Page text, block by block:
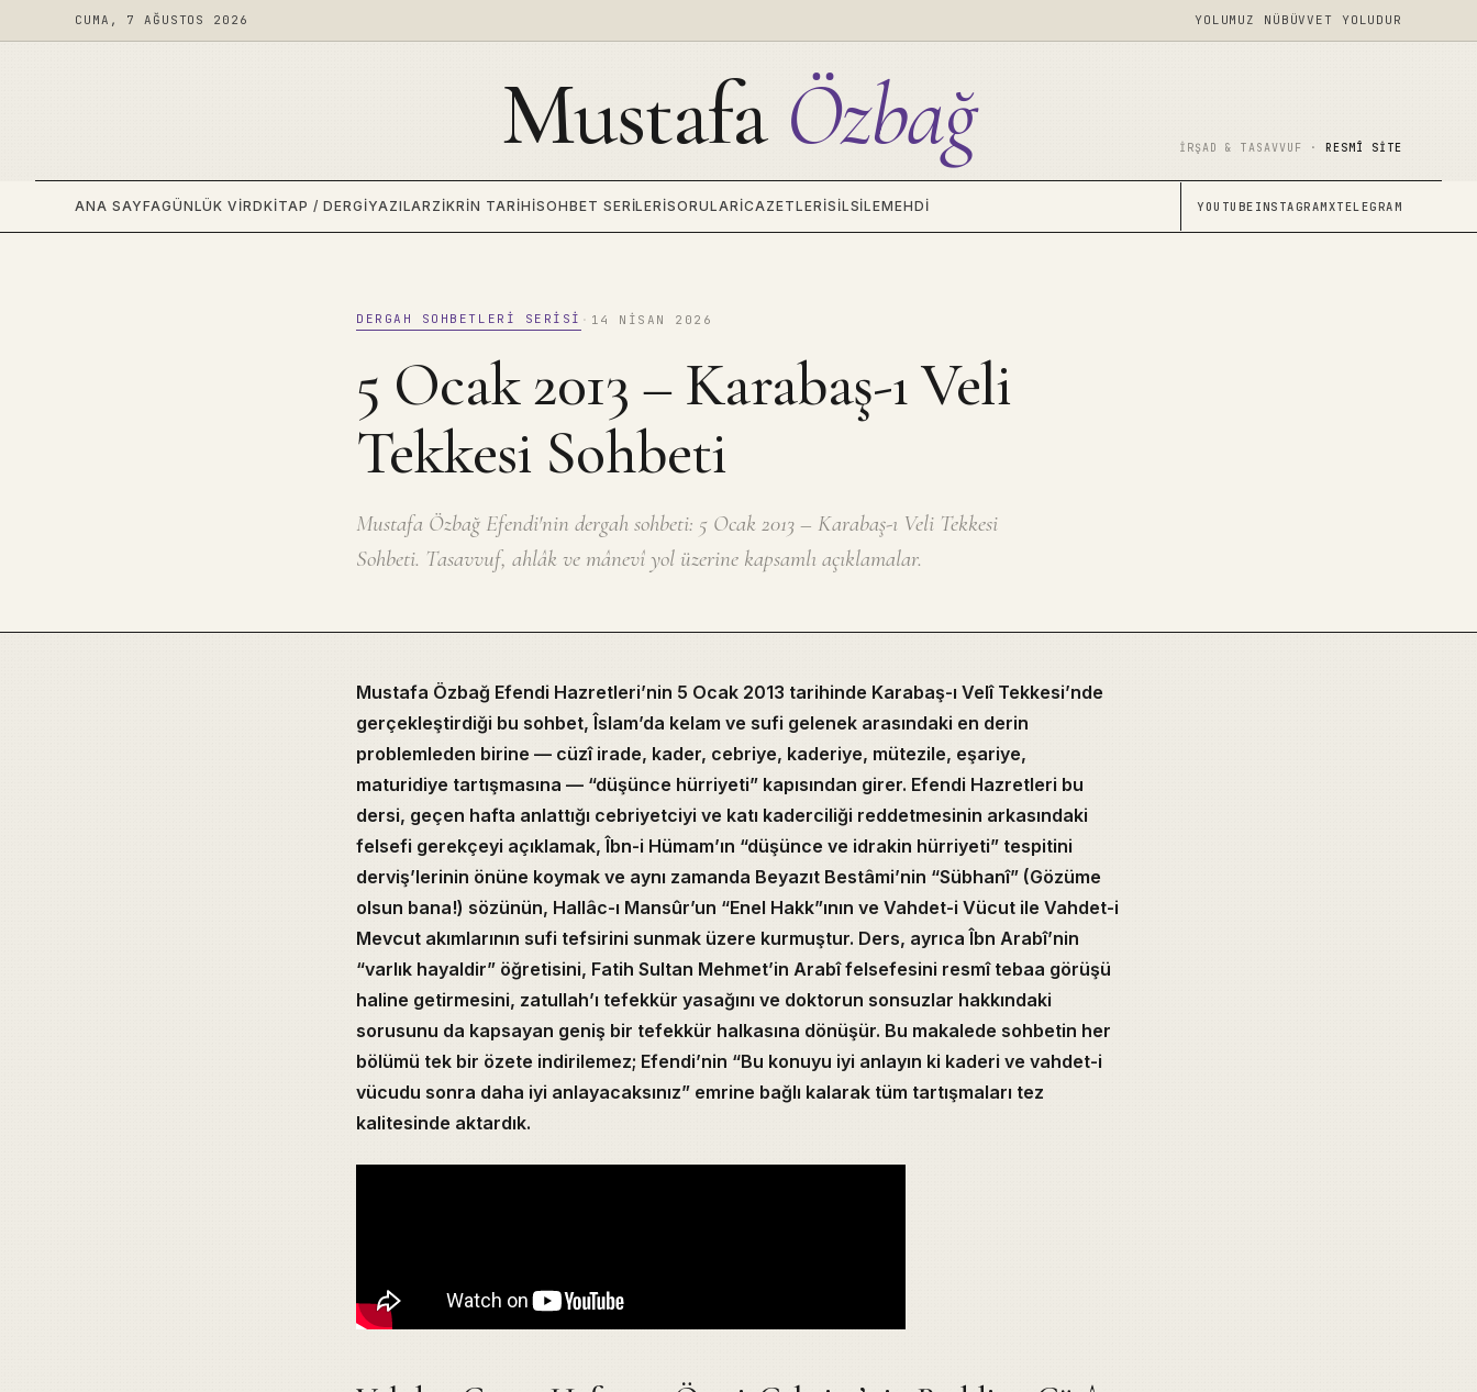
CUMA, 7 AĞUSTOS 2026 YOLUMUZ NÜBÜVVET YOLUDUR
Mustafa Özbağ İRŞAD & TASAVVUF · RESMÎ SITE
ANA SAYFAGÜNLÜK VIRDKITAP / DERGIYAZILARZIKRIN TARIHISOHBET SERILERISORULARİCAZETLERISILSILEMEHDI YOUTUBE INSTAGRAMXTELEGRAM
DERGAH SOHBETLERI SERISI · 14 NISAN 2026
5 Ocak 2013 – Karabaş-ı Veli
Tekkesi Sohbeti
Mustafa Özbağ Efendi'nin dergah sohbeti: 5 Ocak 2013 – Karabaş-ı Veli Tekkesi
Sohbeti. Tasavvuf, ahlâk ve mânevî yol üzerine kapsamlı açıklamalar.
Mustafa Özbağ Efendi Hazretleri’nin 5 Ocak 2013 tarihinde Karabaş-ı Velî Tekkesi’nde
gerçekleştirdiği bu sohbet, Îslam’da kelam ve sufi gelenek arasındaki en derin
problemleden birine — cüzî irade, kader, cebriye, kaderiye, mütezile, eşariye,
maturidiye tartışmasına — “düşünce hürriyeti” kapısından girer. Efendi Hazretleri bu
dersi, geçen hafta anlattığı cebriyetciyi ve katı kaderciliği reddetmesinin arkasındaki
felsefi gerekçeyi açıklamak, Îbn-i Hümam’ın “düşünce ve idrakin hürriyeti” tespitini
derviş’lerinin önüne koymak ve aynı zamanda Beyazıt Bestâmi’nin “Sübhanî” (Gözüme
olsun bana!) sözünün, Hallâc-ı Mansûr’un “Enel Hakk”ının ve Vahdet-i Vücut ile Vahdet-i
Mevcut akımlarının sufi tefsirini sunmak üzere kurmuştur. Ders, ayrıca Îbn Arabî’nin
“varlık hayaldir” öğretisini, Fatih Sultan Mehmet’in Arabî felsefesini resmî tebaa görüşü
haline getirmesini, zatullah’ı tefekkür yasağını ve doktorun sonsuzlar hakkındaki
sorusunu da kapsayan geniş bir tefekkür halkasına dönüşür. Bu makalede sohbetin her
bölümü tek bir özete indirilemez; Efendi’nin “Bu konuyu iyi anlayın ki kaderi ve vahdet-i
vücudu sonra daha iyi anlayacaksınız” emrine bağlı kalarak tüm tartışmaları tez
kalitesinde aktardık.
Table of Contents